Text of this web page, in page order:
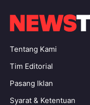
Tentang Kami
Tim Editorial
Pasang Iklan
Syarat & Ketentuan